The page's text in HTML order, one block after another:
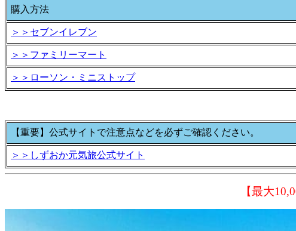
購入方法
＞＞セブンイレブン
＞＞ファミリーマート
＞＞ローソン・ミニストップ
【重要】公式サイトで注意点などを必ずご確認ください。
＞＞しずおか元気旅公式サイト
【最大